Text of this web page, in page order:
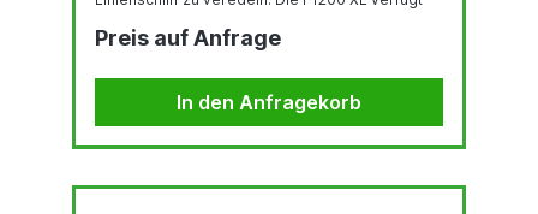
hochwertiges Oberflächenfinish zu ermöglichen.
Diese Maschine wird mit allen Optionen
geliefert, einschließlich automatischer
Höhenverstellung des Bürstenmotoren und der
Schleifbänder. Mit 4 Stationen auf kaum 2 Metern
kompakt.Geschwindigkeit...
Preis auf Anfrage
In den Anfragekorb